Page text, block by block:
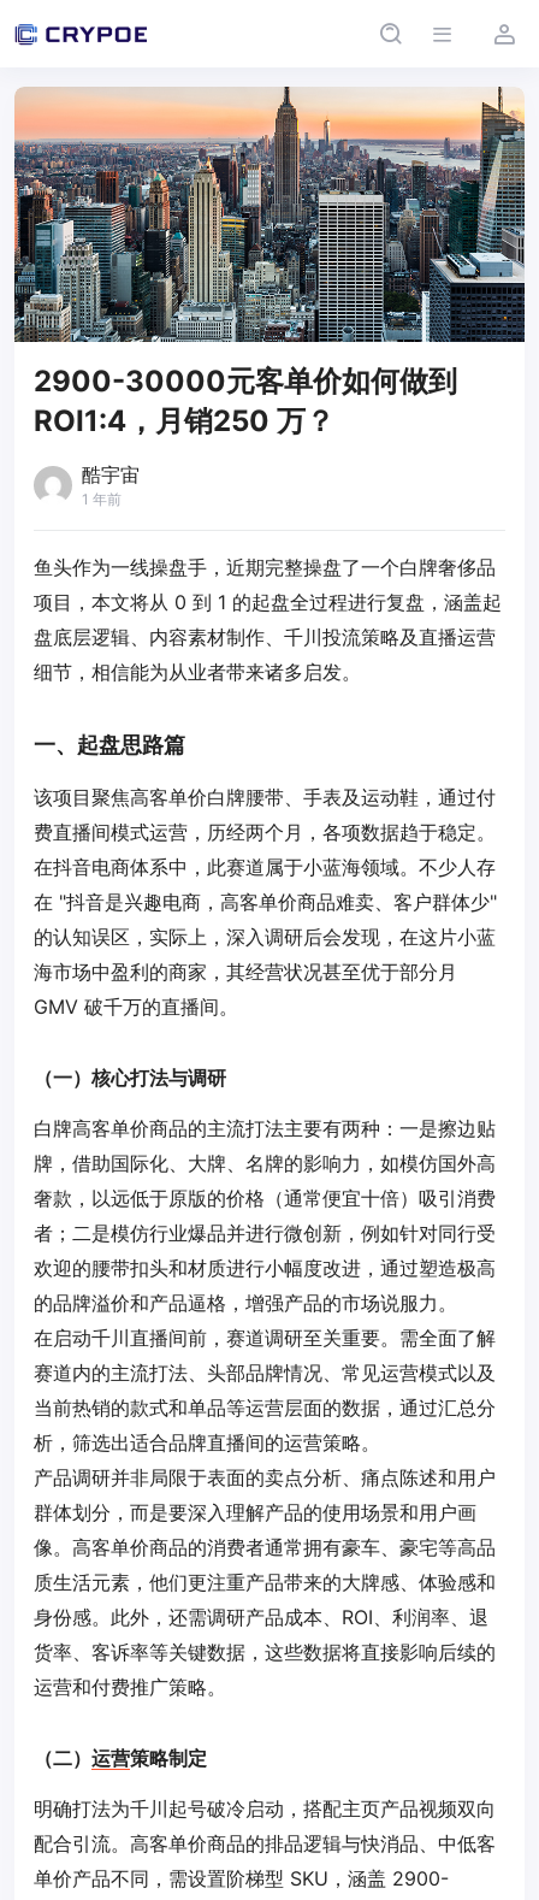
2900-30000元客单价如何做到
ROI1:4，月销250 万？
酷宇宙
1 年前
鱼头作为一线操盘手，近期完整操盘了一个白牌奢侈品
项目，本文将从 0 到 1 的起盘全过程进行复盘，涵盖起
盘底层逻辑、内容素材制作、千川投流策略及直播运营
细节，相信能为从业者带来诸多启发。
一、起盘思路篇
该项目聚焦高客单价白牌腰带、手表及运动鞋，通过付
费直播间模式运营 ，历经两个月，各项数据趋于稳定。
在抖音电商体系中，此赛道属于小蓝海领域。不少人存
在 "抖音是兴趣电商，高客单价商品难卖、客户群体少"
的认知误区，实际上，深入调研后会发现，在这片小蓝
海市场中盈利的商家，其经营状况甚至优于部分月
GMV 破千万的直播间。
（一）核心打法与调研
白牌高客单价商品的主流打法主要有两种：一是擦边贴
牌，借助国际化、大牌、名牌的影响力，如模仿国外高
奢款，以远低于原版的价格（通常便宜十倍）吸引消费
者；二是模仿行业爆品并进行微创新，例如针对同行受
欢迎的腰带扣头和材质进行小幅度改进，通过塑造极高
的品牌溢价和产品逼格，增强产品的市场说服力。
在启动千川直播间前，赛道调研至关重要。需全面了解
赛道内的主流打法、头部品牌情况、常见运营模式以及
当前热销的款式和单品等运营层面的数据，通过汇总分
析，筛选出适合品牌直播间的运营策略。
产品调研并非局限于表面的卖点分析、痛点陈述和用户
群体划分，而是要深入理解产品的使用场景和用户画
像。高客单价商品的消费者通常拥有豪车、豪宅等高品
质生活元素，他们更注重产品带来的大牌感、体验感和
身份感。此外，还需调研产品成本、ROI、利润率、退
货率、客诉率等关键数据，这些数据将直接影响后续的
运营和付费推广策略。
（二） 运营策略制定
明确打法为千川起号破冷启动，搭配主页产品视频双向
配合引流。高客单价商品的排品逻辑与快消品、中低客
单价产品不同，需设置阶梯型 SKU，涵盖 2900-